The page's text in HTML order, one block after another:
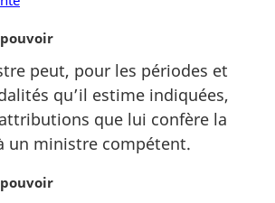
peut, pour les périodes et
qu’il estime indiquées,
que lui confère la
un ministre compétent.